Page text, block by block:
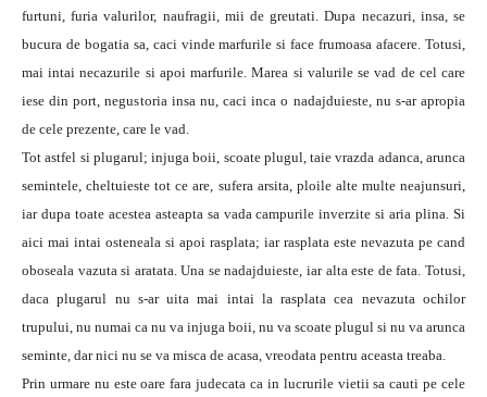
furtuni, furia valurilor, naufragii, mii de greutati. Dupa necazuri, insa, se
bucura de bogatia sa, caci vinde marfurile si face frumoasa afacere. Totusi,
mai intai necazurile si apoi marfurile. Marea si valurile se vad de cel care
iese din port, negustoria insa nu, caci inca o nadajduieste, nu s-ar apropia
de cele prezente, care le vad.
Tot astfel si plugarul; injuga boii, scoate plugul, taie vrazda adanca, arunca
semintele, cheltuieste tot ce are, sufera arsita, ploile alte multe neajunsuri,
iar dupa toate acestea asteapta sa vada campurile inverzite si aria plina. Si
aici mai intai osteneala si apoi rasplata; iar rasplata este nevazuta pe cand
oboseala vazuta si aratata. Una se nadajduieste, iar alta este de fata. Totusi,
daca plugarul nu s-ar uita mai intai la rasplata cea nevazuta ochilor
trupului, nu numai ca nu va injuga boii, nu va scoate plugul si nu va arunca
seminte, dar nici nu se va misca de acasa, vreodata pentru aceasta treaba.
Prin urmare nu este oare fara judecata ca in lucrurile vietii sa cauti pe cele